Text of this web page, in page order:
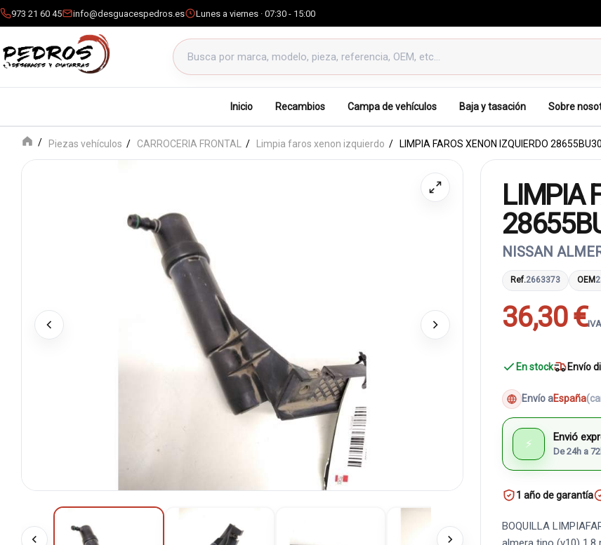
973 21 60 45 info@desguacespedros.es Lunes a viernes · 07:30 - 15:00
Buscar productos
Inicio Recambios Campa de vehículos Baja y tasación Sobre
Piezas vehículos CARROCERIA FRONTAL Limpia faros xenon izquierdo LIMPIA FAROS XENON IZQUIERDO
LIMPIA
NISSAN
Ref.2663373 OEM
36,30 €
En stock Envío
Envío aEspaña
⚡ Envió
De 24h a
1 año de garantía
BOQUILLA